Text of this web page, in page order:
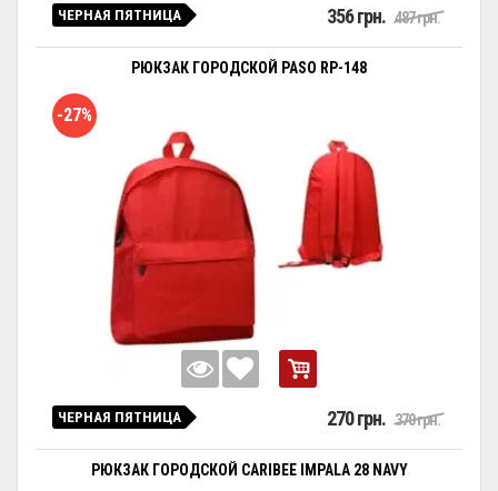
ЧЕРНАЯ ПЯТНИЦА 356 грн. 487 грн.
РЮКЗАК ГОРОДСКОЙ PASO RP-148
-27%
ЧЕРНАЯ ПЯТНИЦА 270 грн. 370 грн.
РЮКЗАК ГОРОДСКОЙ CARIBEE IMPALA 28 NAVY